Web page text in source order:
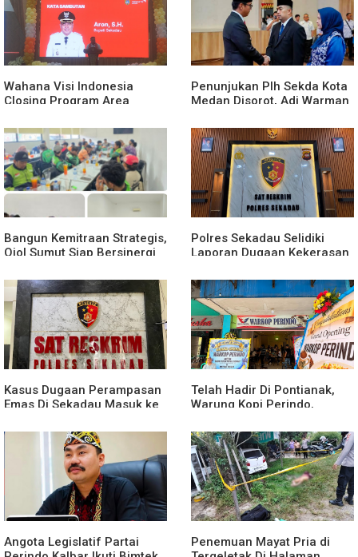
Polsek Entikong Gagalkan
Peredaran Sabu 151,76
Gram di Perbatasan
Kunker Perdana ke
Entikong, Kapolres Sanggau:
Keamanan Perbatasan
Tanggung Jawab Bersama
Wahana Visi Indonesia
Closing Program Area
Penunjukan Plh Sekda Kota
Medan Disorot, Adi Warman
Komitmen terhadap Sistem
Merit
Bangun Kemitraan Strategis,
Ojol Sumut Siap Bersinergi
yang Tertib dan Kondusif
Polres Sekadau Selidiki
Laporan Dugaan Kekerasan
Dibawah Umur
Kasus Dugaan Perampasan
Emas Di Sekadau Masuk ke
Telah Hadir Di Pontianak,
Warung Kopi Perindo,
dan Mendukung UMKM
Angota Legislatif Partai
Penemuan Mayat Pria di